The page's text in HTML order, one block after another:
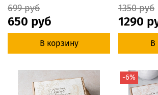
699 руб
650 руб
В корзину
1350 руб
1290
В
-6%